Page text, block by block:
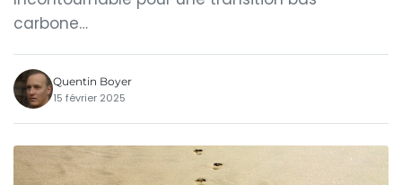
carbone…
Quentin Boyer
15 février 2025